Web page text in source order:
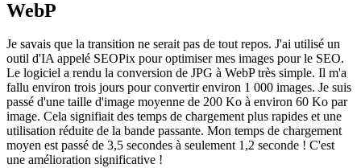
WebP
Je savais que la transition ne serait pas de tout repos. J'ai utilisé un
outil d'IA appelé SEOPix pour optimiser mes images pour le SEO.
Le logiciel a rendu la conversion de JPG à WebP très simple. Il m'a
fallu environ trois jours pour convertir environ 1 000 images. Je suis
passé d'une taille d'image moyenne de 200 Ko à environ 60 Ko par
image. Cela signifiait des temps de chargement plus rapides et une
utilisation réduite de la bande passante. Mon temps de chargement
moyen est passé de 3,5 secondes à seulement 1,2 seconde ! C'est
une amélioration significative !